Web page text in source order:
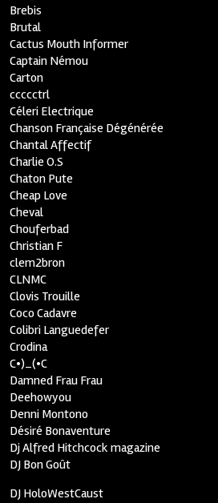
Brebis
Brutal
Cactus Mouth Informer
Captain Némou
Carton
ccccctrl
Céleri Electrique
Chanson Française Dégénérée
Chantal Affectif
Charlie O.S
Chaton Pute
Cheap Love
Cheval
Chouferbad
Christian F
clem2bron
CLNMC
Clovis Trouille
Coco Cadavre
Colibri Languedefer
Crodina
C•)_(•C
Damned Frau Frau
Deehowyou
Denni Montono
Désiré Bonaventure
Dj Alfred Hitchcock magazine
DJ Bon Goût
DJ HoloWestCaust